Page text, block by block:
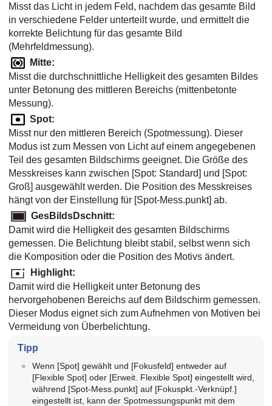
Misst das Licht in jedem Feld, nachdem das gesamte Bild
in verschiedene Felder unterteilt wurde, und ermittelt die
korrekte Belichtung für das gesamte Bild
(Mehrfeldmessung).
Mitte:
Misst die durchschnittliche Helligkeit des gesamten Bildes
unter Betonung des mittleren Bereichs (mittenbetonte
Messung).
Spot:
Misst nur den mittleren Bereich (Spotmessung). Dieser
Modus ist zum Messen von Licht auf einem angegebenen
Teil des gesamten Bildschirms geeignet. Die Größe des
Messkreises kann zwischen [Spot: Standard] und [Spot:
Groß] ausgewählt werden. Die Position des Messkreises
hängt von der Einstellung für [Spot-Mess.punkt] ab.
GesBildsDschnitt:
Damit wird die Helligkeit des gesamten Bildschirms
gemessen. Die Belichtung bleibt stabil, selbst wenn sich
die Komposition oder die Position des Motivs ändert.
Highlight:
Damit wird die Helligkeit unter Betonung des
hervorgehobenen Bereichs auf dem Bildschirm gemessen.
Dieser Modus eignet sich zum Aufnehmen von Motiven bei
Vermeidung von Überbelichtung.
Tipp
Wenn [Spot] gewählt und [Fokusfeld] entweder auf
[Flexible Spot] oder [Erweit. Flexible Spot] eingestellt wird,
während [Spot-Mess.punkt] auf [Fokuspkt.-Verknüpf.]
eingestellt ist, kann der Spotmessungspunkt mit dem